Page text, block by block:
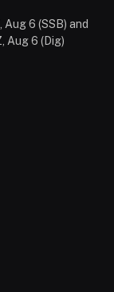
6 (SSB) and
Aug 6 (Dig)